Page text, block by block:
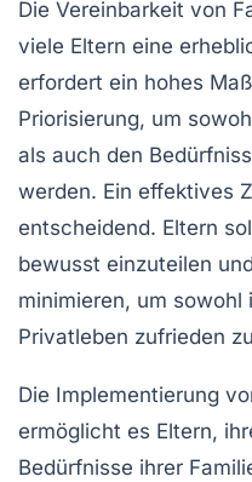
Die Vereinbarkeit von
viele Eltern eine
erfordert ein hohes
Priorisierung, um
als auch den
werden. Ein effektives
entscheidend. Eltern
bewusst einzuteilen
minimieren, um sowohl
Privatleben zufrieden
Die Implementierung
ermöglicht es Eltern,
Bedürfnisse ihrer